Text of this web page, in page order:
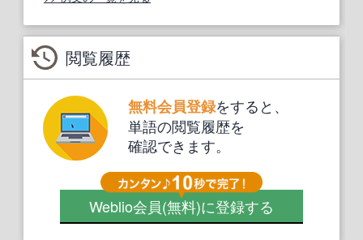
閲覧履歴
無料会員登録をすると、
単語の閲覧履歴を
確認できます。
Weblio会員(無料)に登録する